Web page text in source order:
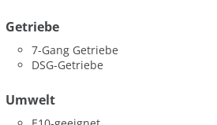
Getriebe
7-Gang Getriebe
DSG-Getriebe
Umwelt